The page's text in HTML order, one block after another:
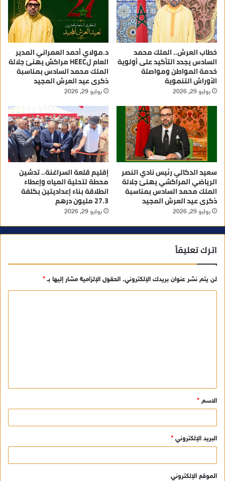
خطاب العرش.. الملك محمد
السادس يجدد التأكيد على أولوية
خدمة المواطن ومواصلة
الأوراش التنموية
يوليو 29, 2026
د.مولاي أحمد العمراني المدير
العام لHEEC مراكش يهنئ جلالة
الملك محمد السادس بمناسبة
ذكرى عيد العرش المجيد
يوليو 29, 2026
سعيد الدكالي رئيس نادي النصر
الرياضي المراكشي يهنئ جلالة
الملك محمد السادس بمناسبة
ذكرى عيد العرش المجيد
يوليو 29, 2026
إقليم قلعة السراغنة.. تدشين
محطة لتحلية المياه وإعطاء
انطلاقة بناء إعداديتين بكلفة
27.3 مليون درهم
يوليو 29, 2026
اترك تعليقاً
لن يتم نشر عنوان بريدك الإلكتروني. الحقول الإلزامية مشار إليها بـ*
ق
*
الاسم *
البريد الإلكتروني *
الموقع الإلكتروني